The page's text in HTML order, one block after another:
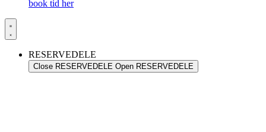
book tid her
RESERVEDELE
Close RESERVEDELE Open RESERVEDELE